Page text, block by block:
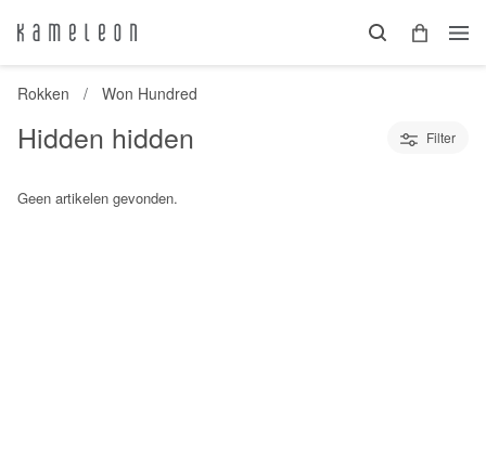
Rokken Won Hundred
Hidden hidden Filter
Geen artikelen gevonden.